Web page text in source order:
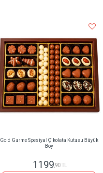
Gold Gurme Spesiyal Çikolata Kutusu Büyük
Boy
1199 ,90 TL